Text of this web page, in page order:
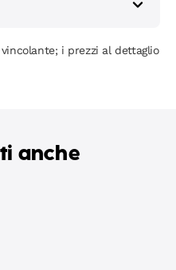
i prezzi al dettaglio
anche